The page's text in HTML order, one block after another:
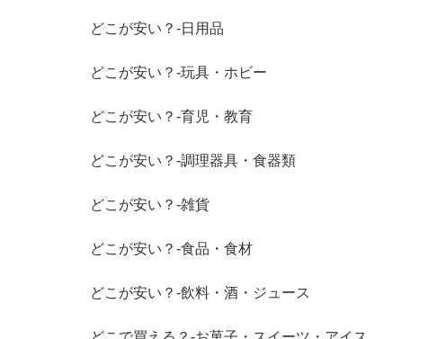
どこが安い？-日用品
どこが安い？-玩具・ホビー
どこが安い？-育児・教育
どこが安い？-調理器具・食器類
どこが安い？-雑貨
どこが安い？-食品・食材
どこが安い？-飲料・酒・ジュース